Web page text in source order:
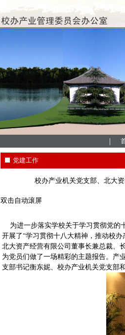
|
党建工作
校办产业机关党支部、北大
双击自动滚屏
为进一步落实学校关于学习贯彻党的
开展了“学习贯彻十八大精神，推动校办
北大资产经营有限公司董事长兼总裁、
为党员们做了一场精彩的主题报告。产
支部书记衡东妮、校办产业机关党支部